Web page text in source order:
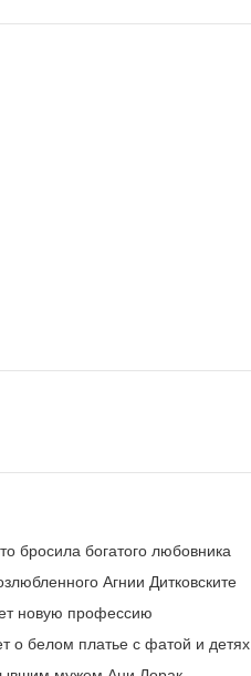
бросила богатого любовника
Агнии Дитковските
новую профессию
о белом платье с фатой и детях